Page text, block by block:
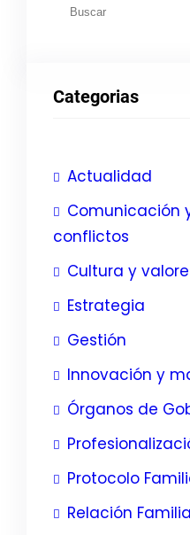
a
Categorias
Actualidad
Comunicación
conflictos
Cultura y
Estrategia
Gestión
Innovación y
Órganos de
Protocolo
Relación